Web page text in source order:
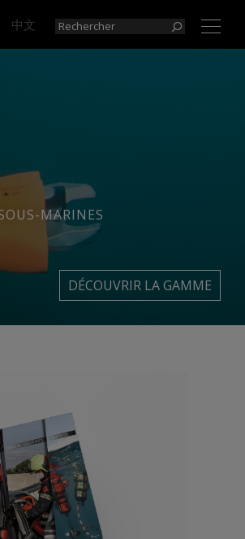
中文
MARINES
DÉCOUVRIR LA GAMME